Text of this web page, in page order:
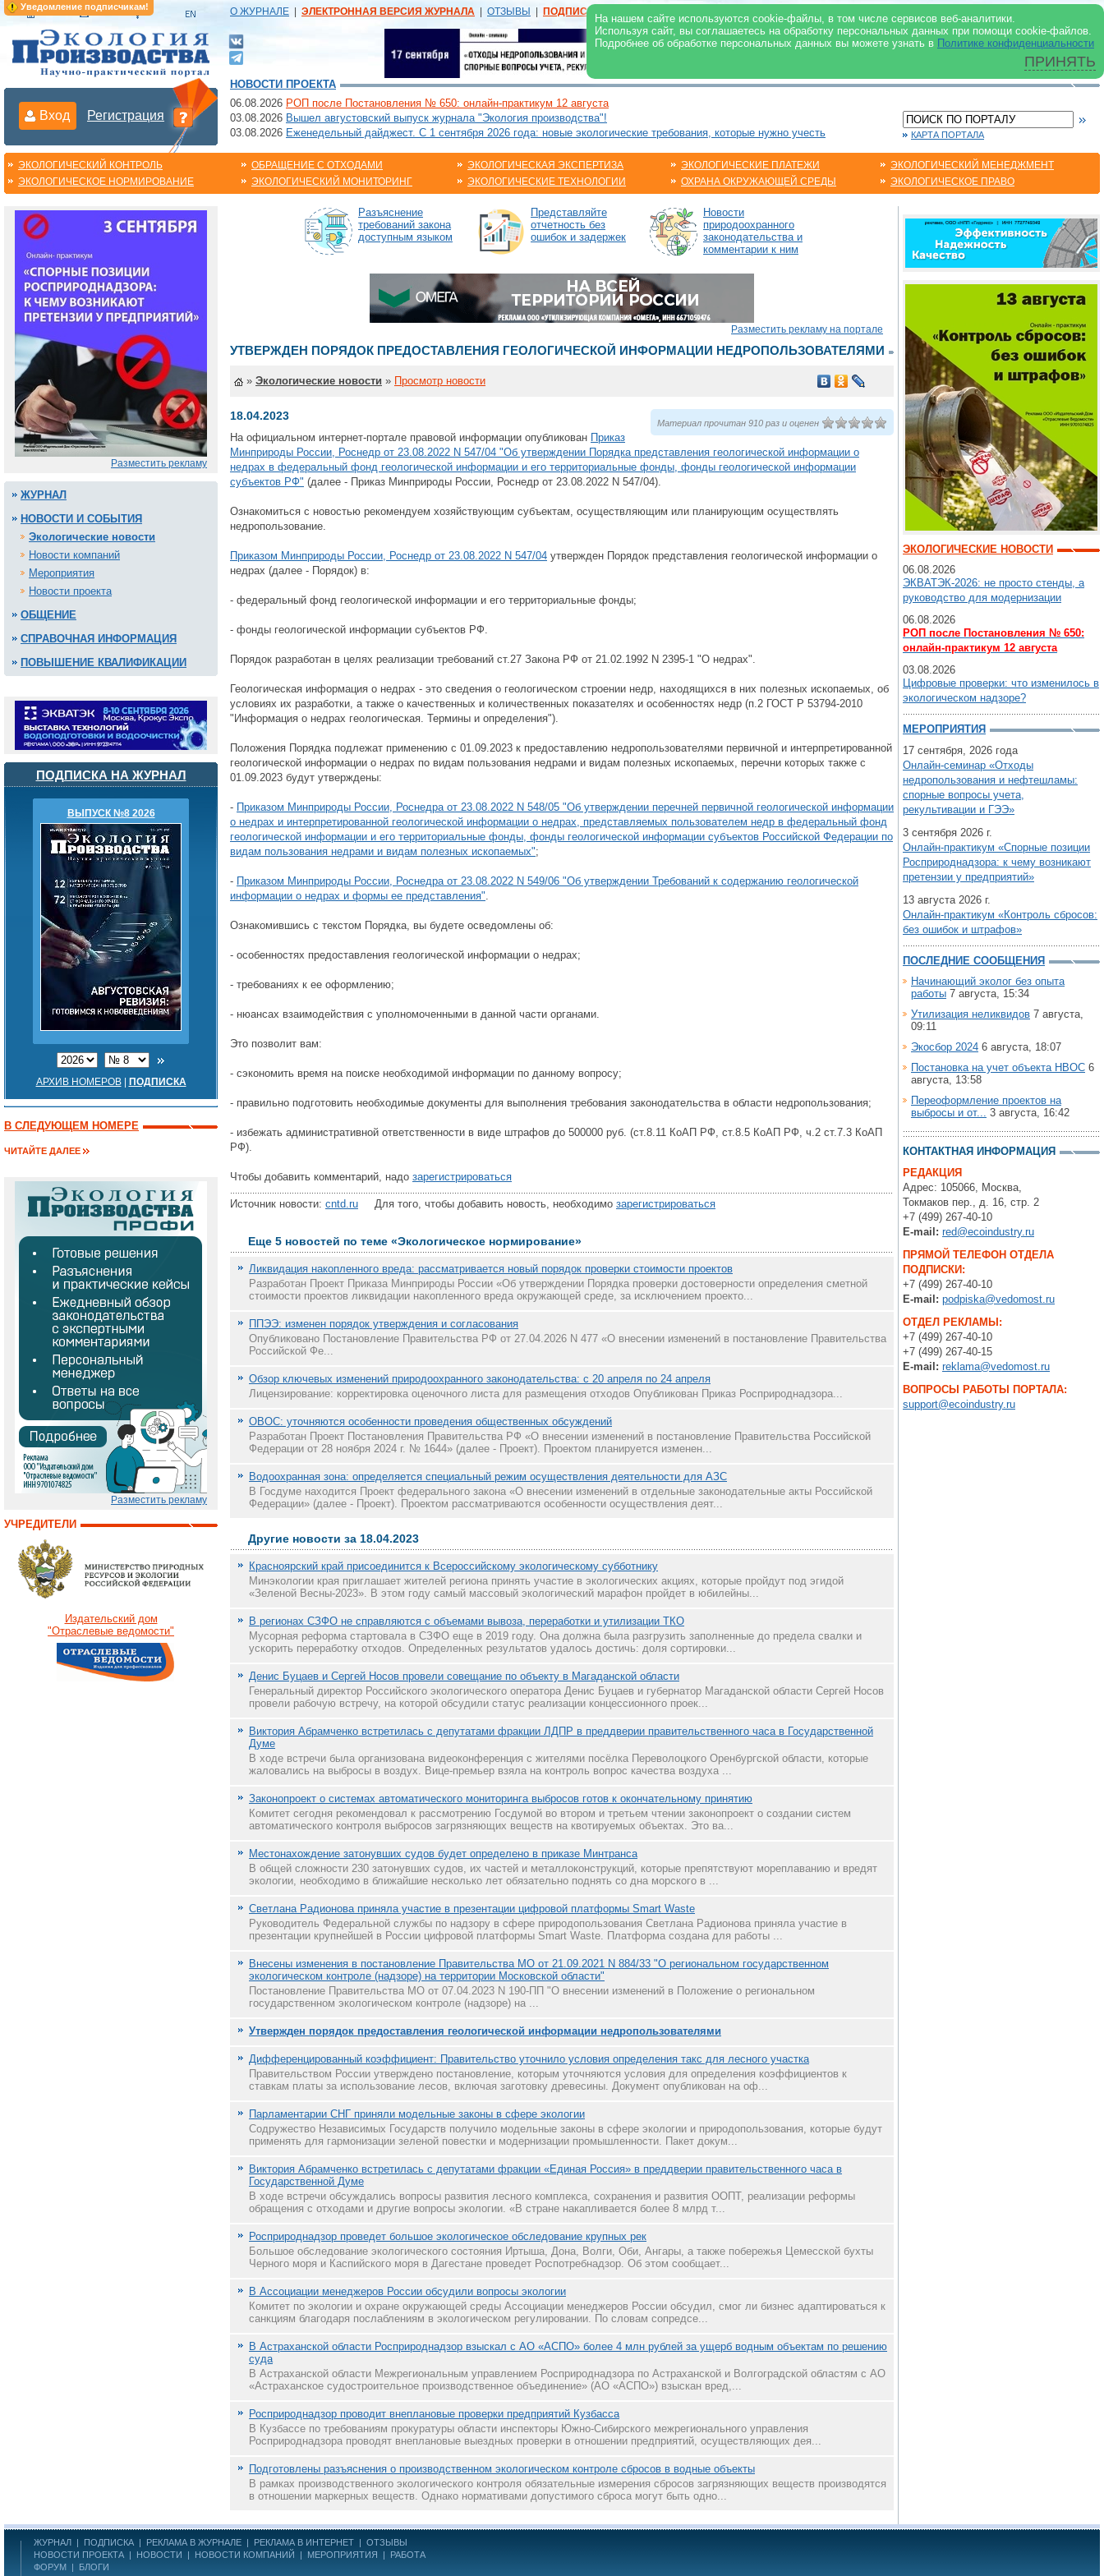
Уведомление подписчикам!
На нашем сайте используются cookie-файлы, в том числе сервисов веб-аналитики.
Используя сайт, вы соглашаетесь на обработку персональных данных при помощи cookie-файлов.
Подробнее об обработке персональных данных вы можете узнать в Политике конфиденциальности
ПРИНЯТЬ
О ЖУРНАЛЕ ЭЛЕКТРОННАЯ ВЕРСИЯ ЖУРНАЛА ОТЗЫВЫ ПОДПИСКА | В ЖУРНАЛЕ В ИНТЕРНЕТ
Вход Регистрация
НОВОСТИ ПРОЕКТА
06.08.2026 РОП после Постановления № 650: онлайн-практикум 12 августа
03.08.2026 Вышел августовский выпуск журнала "Экология производства"!
03.08.2026 Еженедельный дайджест. С 1 сентября 2026 года: новые экологические требования, которые нужно учесть КАРТА ПОРТАЛА
ЭКОЛОГИЧЕСКИЙ КОНТРОЛЬ
ЭКОЛОГИЧЕСКОЕ НОРМИРОВАНИЕ
ОБРАЩЕНИЕ С ОТХОДАМИ
ЭКОЛОГИЧЕСКИЙ МОНИТОРИНГ
ЭКОЛОГИЧЕСКАЯ ЭКСПЕРТИЗА
ЭКОЛОГИЧЕСКИЕ ТЕХНОЛОГИИ
ЭКОЛОГИЧЕСКИЕ ПЛАТЕЖИ
ОХРАНА ОКРУЖАЮЩЕЙ СРЕДЫ
ЭКОЛОГИЧЕСКИЙ МЕНЕДЖМЕНТ
ЭКОЛОГИЧЕСКОЕ ПРАВО
Разместить рекламу
ЖУРНАЛ
НОВОСТИ И СОБЫТИЯ
Экологические новости
Новости компаний
Мероприятия
Новости проекта
ОБЩЕНИЕ
СПРАВОЧНАЯ ИНФОРМАЦИЯ
ПОВЫШЕНИЕ КВАЛИФИКАЦИИ
ПОДПИСКА НА ЖУРНАЛ
ВЫПУСК №8 2026
АРХИВ НОМЕРОВ| ПОДПИСКА
В СЛЕДУЮЩЕМ НОМЕРЕ
ЧИТАЙТЕ ДАЛЕЕ
Разместить рекламу
УЧРЕДИТЕЛИ
Издательский дом
"Отраслевые ведомости"
Разъяснение
требований закона
доступным языком
Представляйте
отчетность без
ошибок и задержек
Новости
природоохранного
законодательства и
комментарии к ним
Разместить рекламу на портале
УТВЕРЖДЕН ПОРЯДОК ПРЕДОСТАВЛЕНИЯ ГЕОЛОГИЧЕСКОЙ ИНФОРМАЦИИ НЕДРОПОЛЬЗОВАТЕЛЯМИ
» Экологические новости » Просмотр новости
Материал прочитан 910 раз и оценен
18.04.2023
На официальном интернет-портале правовой информации опубликован Приказ
Минприроды России, Роснедр от 23.08.2022 N 547/04 "Об утверждении Порядка представления геологической информации о
недрах в федеральный фонд геологической информации и его территориальные фонды, фонды геологической информации
субъектов РФ" (далее - Приказ Минприроды России, Роснедр от 23.08.2022 N 547/04).
Ознакомиться с новостью рекомендуем хозяйствующим субъектам, осуществляющим или планирующим осуществлять
недропользование.
Приказом Минприроды России, Роснедр от 23.08.2022 N 547/04 утвержден Порядок представления геологической информации о
недрах (далее - Порядок) в:
- федеральный фонд геологической информации и его территориальные фонды;
- фонды геологической информации субъектов РФ.
Порядок разработан в целях реализации требований ст.27 Закона РФ от 21.02.1992 N 2395-1 "О недрах".
Геологическая информация о недрах - это сведения о геологическом строении недр, находящихся в них полезных ископаемых, об
условиях их разработки, а также о качественных и количественных показателях и особенностях недр (п.2 ГОСТ Р 53794-2010
"Информация о недрах геологическая. Термины и определения").
Положения Порядка подлежат применению с 01.09.2023 к предоставлению недропользователями первичной и интерпретированной
геологической информации о недрах по видам пользования недрами и видам полезных ископаемых, перечни которых также с
01.09.2023 будут утверждены:
- Приказом Минприроды России, Роснедра от 23.08.2022 N 548/05 "Об утверждении перечней первичной геологической информации
о недрах и интерпретированной геологической информации о недрах, представляемых пользователем недр в федеральный фонд
геологической информации и его территориальные фонды, фонды геологической информации субъектов Российской Федерации по
видам пользования недрами и видам полезных ископаемых";
- Приказом Минприроды России, Роснедра от 23.08.2022 N 549/06 "Об утверждении Требований к содержанию геологической
информации о недрах и формы ее представления".
Ознакомившись с текстом Порядка, вы будете осведомлены об:
- особенностях предоставления геологической информации о недрах;
- требованиях к ее оформлению;
- нюансах взаимодействия с уполномоченными в данной части органами.
Это позволит вам:
- сэкономить время на поиске необходимой информации по данному вопросу;
- правильно подготовить необходимые документы для выполнения требования законодательства в области недропользования;
- избежать административной ответственности в виде штрафов до 500000 руб. (ст.8.11 КоАП РФ, ст.8.5 КоАП РФ, ч.2 ст.7.3 КоАП
РФ).
Чтобы добавить комментарий, надо зарегистрироваться
Источник новости: cntd.ru Для того, чтобы добавить новость, необходимо зарегистрироваться
Еще 5 новостей по теме «Экологическое нормирование»
Ликвидация накопленного вреда: рассматривается новый порядок проверки стоимости проектов
Разработан Проект Приказа Минприроды России «Об утверждении Порядка проверки достоверности определения сметной
стоимости проектов ликвидации накопленного вреда окружающей среде, за исключением проекто...
ППЭЭ: изменен порядок утверждения и согласования
Опубликовано Постановление Правительства РФ от 27.04.2026 N 477 «О внесении изменений в постановление Правительства
Российской Фе...
Обзор ключевых изменений природоохранного законодательства: с 20 апреля по 24 апреля
Лицензирование: корректировка оценочного листа для размещения отходов Опубликован Приказ Росприроднадзора...
ОВОС: уточняются особенности проведения общественных обсуждений
Разработан Проект Постановления Правительства РФ «О внесении изменений в постановление Правительства Российской
Федерации от 28 ноября 2024 г. № 1644» (далее - Проект). Проектом планируется изменен...
Водоохранная зона: определяется специальный режим осуществления деятельности для АЗС
В Госдуме находится Проект федерального закона «О внесении изменений в отдельные законодательные акты Российской
Федерации» (далее - Проект). Проектом рассматриваются особенности осуществления деят...
Другие новости за 18.04.2023
Красноярский край присоединится к Всероссийскому экологическому субботнику
Минэкологии края приглашает жителей региона принять участие в экологических акциях, которые пройдут под эгидой
«Зеленой Весны-2023». В этом году самый массовый экологический марафон пройдет в юбилейны...
В регионах СЗФО не справляются с объемами вывоза, переработки и утилизации ТКО
Мусорная реформа стартовала в СЗФО еще в 2019 году. Она должна была разгрузить заполненные до предела свалки и
ускорить переработку отходов. Определенных результатов удалось достичь: доля сортировки...
Денис Буцаев и Сергей Носов провели совещание по объекту в Магаданской области
Генеральный директор Российского экологического оператора Денис Буцаев и губернатор Магаданской области Сергей Носов
провели рабочую встречу, на которой обсудили статус реализации концессионного проек...
Виктория Абрамченко встретилась с депутатами фракции ЛДПР в преддверии правительственного часа в Государственной
Думе
В ходе встречи была организована видеоконференция с жителями посёлка Переволоцкого Оренбургской области, которые
жаловались на выбросы в воздух. Вице-премьер взяла на контроль вопрос качества воздуха ...
Законопроект о системах автоматического мониторинга выбросов готов к окончательному принятию
Комитет сегодня рекомендовал к рассмотрению Госдумой во втором и третьем чтении законопроект о создании систем
автоматического контроля выбросов загрязняющих веществ на квотируемых объектах. Это ва...
Местонахождение затонувших судов будет определено в приказе Минтранса
В общей сложности 230 затонувших судов, их частей и металлоконструкций, которые препятствуют мореплаванию и вредят
экологии, необходимо в ближайшие несколько лет обязательно поднять со дна морского в ...
Светлана Радионова приняла участие в презентации цифровой платформы Smart Waste
Руководитель Федеральной службы по надзору в сфере природопользования Светлана Радионова приняла участие в
презентации крупнейшей в России цифровой платформы Smart Waste. Платформа создана для работы ...
Внесены изменения в постановление Правительства МО от 21.09.2021 N 884/33 "О региональном государственном
экологическом контроле (надзоре) на территории Московской области"
Постановление Правительства МО от 07.04.2023 N 190-ПП "О внесении изменений в Положение о региональном
государственном экологическом контроле (надзоре) на ...
Утвержден порядок предоставления геологической информации недропользователями
Дифференцированный коэффициент: Правительство уточнило условия определения такс для лесного участка
Правительством России утверждено постановление, которым уточняются условия для определения коэффициентов к
ставкам платы за использование лесов, включая заготовку древесины. Документ опубликован на оф...
Парламентарии СНГ приняли модельные законы в сфере экологии
Содружество Независимых Государств получило модельные законы в сфере экологии и природопользования, которые будут
применять для гармонизации зеленой повестки и модернизации промышленности. Пакет докум...
Виктория Абрамченко встретилась с депутатами фракции «Единая Россия» в преддверии правительственного часа в
Государственной Думе
В ходе встречи обсуждались вопросы развития лесного комплекса, сохранения и развития ООПТ, реализации реформы
обращения с отходами и другие вопросы экологии. «В стране накапливается более 8 млрд т...
Росприроднадзор проведет большое экологическое обследование крупных рек
Большое обследование экологического состояния Иртыша, Дона, Волги, Оби, Ангары, а также побережья Цемесской бухты
Черного моря и Каспийского моря в Дагестане проведет Роспотребнадзор. Об этом сообщает...
В Ассоциации менеджеров России обсудили вопросы экологии
Комитет по экологии и охране окружающей среды Ассоциации менеджеров России обсудил, смог ли бизнес адаптироваться к
санкциям благодаря послаблениям в экологическом регулировании. По словам сопредсе...
В Астраханской области Росприроднадзор взыскал с АО «АСПО» более 4 млн рублей за ущерб водным объектам по решению
суда
В Астраханской области Межрегиональным управлением Росприроднадзора по Астраханской и Волгоградской областям с АО
«Астраханское судостроительное производственное объединение» (АО «АСПО») взыскан вред,...
Росприроднадзор проводит внеплановые проверки предприятий Кузбасса
В Кузбассе по требованиям прокуратуры области инспекторы Южно-Сибирского межрегионального управления
Росприроднадзора проводят внеплановые выездных проверки в отношении предприятий, осуществляющих дея...
Подготовлены разъяснения о производственном экологическом контроле сбросов в водные объекты
В рамках производственного экологического контроля обязательные измерения сбросов загрязняющих веществ производятся
в отношении маркерных веществ. Однако нормативами допустимого сброса могут быть одно...
ЭКОЛОГИЧЕСКИЕ НОВОСТИ
06.08.2026
ЭКВАТЭК-2026: не просто стенды, а
руководство для модернизации
06.08.2026
РОП после Постановления № 650:
онлайн-практикум 12 августа
03.08.2026
Цифровые проверки: что изменилось в
экологическом надзоре?
МЕРОПРИЯТИЯ
17 сентября, 2026 года
Онлайн-семинар «Отходы
недропользования и нефтешламы:
спорные вопросы учета,
рекультивации и ГЭЭ»
3 сентября 2026 г.
Онлайн-практикум «Спорные позиции
Росприроднадзора: к чему возникают
претензии у предприятий»
13 августа 2026 г.
Онлайн-практикум «Контроль сбросов:
без ошибок и штрафов»
ПОСЛЕДНИЕ СООБЩЕНИЯ
Начинающий эколог без опыта
работы 7 августа, 15:34
Утилизация неликвидов 7 августа,
09:11
Экосбор 2024 6 августа, 18:07
Постановка на учет объекта НВОС 6
августа, 13:58
Переоформление проектов на
выбросы и от... 3 августа, 16:42
КОНТАКТНАЯ ИНФОРМАЦИЯ
РЕДАКЦИЯ
Адрес: 105066, Москва,
Токмаков пер., д. 16, стр. 2
+7 (499) 267-40-10
E-mail: red@ecoindustry.ru
ПРЯМОЙ ТЕЛЕФОН ОТДЕЛА
ПОДПИСКИ:
+7 (499) 267-40-10
E-mail: podpiska@vedomost.ru
ОТДЕЛ РЕКЛАМЫ:
+7 (499) 267-40-10
+7 (499) 267-40-15
E-mail: reklama@vedomost.ru
ВОПРОСЫ РАБОТЫ ПОРТАЛА:
support@ecoindustry.ru
ЖУРНАЛ | ПОДПИСКА | РЕКЛАМА В ЖУРНАЛЕ | РЕКЛАМА В ИНТЕРНЕТ | ОТЗЫВЫ
НОВОСТИ ПРОЕКТА | НОВОСТИ | НОВОСТИ КОМПАНИЙ | МЕРОПРИЯТИЯ | РАБОТА
ФОРУМ | БЛОГИ